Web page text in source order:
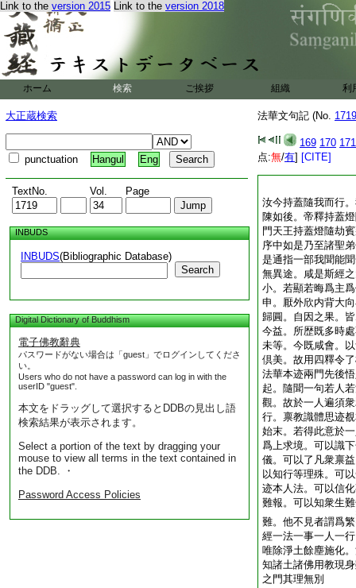
Link to the version 2015 Link to the version 2018
ホーム 検索 ご挨拶 組織 利
大正蔵検索
punctuation Hangul Eng
TextNo. Vol. Page
INBUDS
INBUDS(Bibliographic Database)
Search
Digital Dictionary of Buddhism
電子佛教辭典
パスワードがない場合は「guest」でログインしてくださ
い。
Users who do not have a password can log in with the
userID "guest".
本文をドラッグして選択するとDDBの見出し語
検索結果が表示されます。
Select a portion of the text by dragging your
mouse to view all terms in the text contained in
the DDB. ・
Password Access Policies
法華文句記 (No.
169 170 171
点:無/有] [CITE]
汝今持蓋隨我而行
陳如後。帝釋持蓋
門天王持蓋燈隨劫
序中如是乃至諸聖
是通指一部我聞能
無異途。咸是斯經
小。若顯若晦爲主
申。厭外欣内背大
歸圓。自因之果。
今益。所歴既多時
未等。今既咸會。
倶美。故用四釋令
法華本迹兩門先後
起。隨聞一句若人
觀。故於一人遍須
行。禀教識體思迹
始末。若得此意於
爲上求境。可以識
儀。可以了凡衆禀
以知行等理殊。可
迹本人法。可以信
難報。可以知衆生
難。他不見者謂爲繁
經一法一事一人一
唯除淨土餘塵施化
知諸土諸佛用教現
之門其理無別